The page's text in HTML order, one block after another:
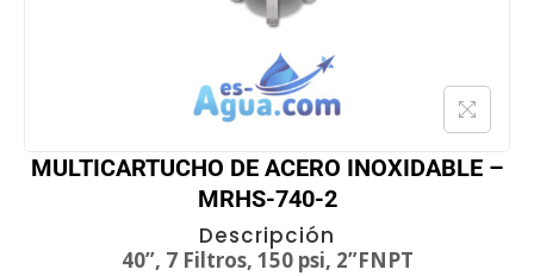
MULTICARTUCHO DE ACERO INOXIDABLE –
MRHS-740-2
Descripción
40”, 7 Filtros, 150 psi, 2”FNPT